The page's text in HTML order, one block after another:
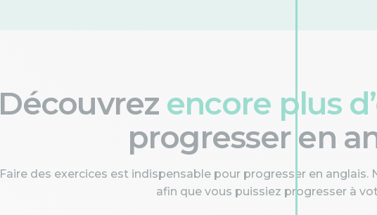
Découvrez encore plus
progresser en
Faire des exercices est indispensable pour progresser en anglais.
afin que vous puissiez progresser à